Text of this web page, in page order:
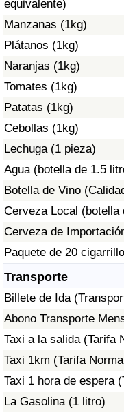
equivalente)
Manzanas (1kg)
Plátanos (1kg)
Naranjas (1kg)
Tomates (1kg)
Patatas (1kg)
Cebollas (1kg)
Lechuga (1 pieza)
Agua (botella de 1.5
Botella de Vino
Cerveza Local (botella
Cerveza de
Paquete de 20
Transporte
Billete de Ida
Abono Transporte
Taxi a la salida (Tarifa
Taxi 1km (Tarifa
Taxi 1 hora de espera
La Gasolina (1 litro)
Índice de
Índice de
Índice de
Índice de Tráfico
Índice de Tráfico